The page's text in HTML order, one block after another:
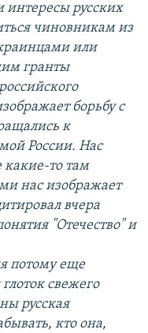
русских
чиновникам из
или
гранты
борьбу с
к
России. Нас
то там
нас изображает
вчера
"Отечество" и
потому еще
свежего
русская
кто она,